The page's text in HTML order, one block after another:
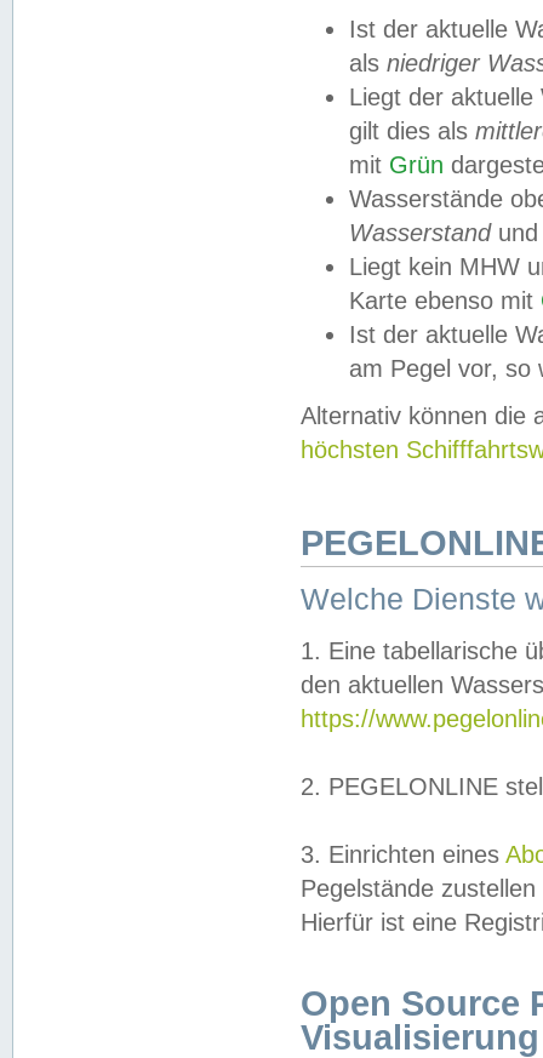
Ist der aktuelle
als niedriger
Liegt der
gilt dies als
mit Grün
Wasserstände
Wasserstandund
Liegt kein MHW
Karte ebenso mit
Ist der aktuelle
am Pegel vor,
Alternativ können die
höchsten
Welche Dienste
1. Eine tabellarische
den aktuellen
https://
2. PEGELONLINE
3. Einrichten eines
Pegelstände
Hierfür ist eine
Open Source
Visualisierung